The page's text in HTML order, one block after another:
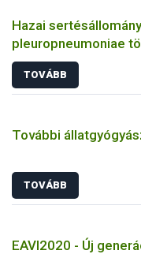
Hazai
pleuropneumoniae
TOVÁBB
További
TOVÁBB
EAVI2020 - Új